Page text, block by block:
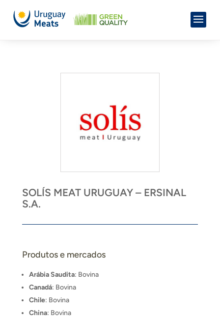
SOLÍS MEAT URUGUAY – ERSINAL
S.A.
Produtos e mercados
Arábia Saudita: Bovina
Canadá: Bovina
Chile: Bovina
China: Bovina